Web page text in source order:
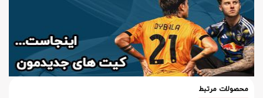
محصولات مرتبط